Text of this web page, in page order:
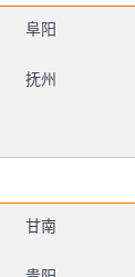
阜阳
抚州
甘南